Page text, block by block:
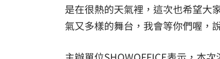
是在很熱的天氣裡，這次也希望大
氣又多樣的舞台，我會等你們喔，